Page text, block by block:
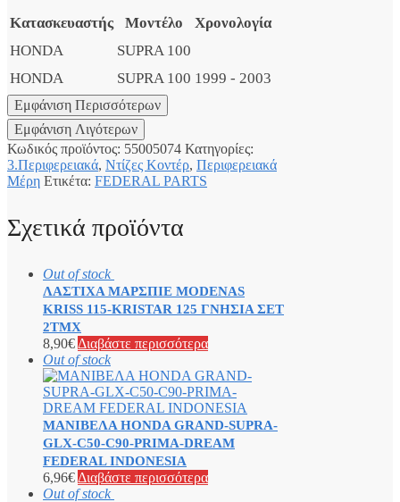
Κατασκευαστής Μοντέλο
Χρονολογία
HONDA
SUPRA 100
HONDA
SUPRA 100 1999 - 2003
Κωδικός προϊόντος: 55005074 Κατηγορίες:
3.Περιφερειακά, Ντίζες Κοντέρ, Περιφερειακά
Μέρη Ετικέτα: FEDERAL PARTS
Σχετικά προϊόντα
Out of stock
ΛΑΣΤΙΧΑ ΜΑΡΣΠΙΕ MODENAS
KRISS 115-KRISTAR 125 ΓΝΗΣΙΑ ΣΕΤ
2ΤΜΧ
8,90€ Διαβάστε περισσότερα
Out of stock
ΜΑΝΙΒΕΛΑ HONDA GRAND-SUPRA-
GLX-C50-C90-PRIMA-DREAM
FEDERAL INDONESIA
6,96€ Διαβάστε περισσότερα
Out of stock